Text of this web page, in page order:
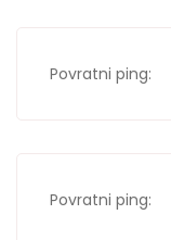
Povratni ping:
Povratni ping: